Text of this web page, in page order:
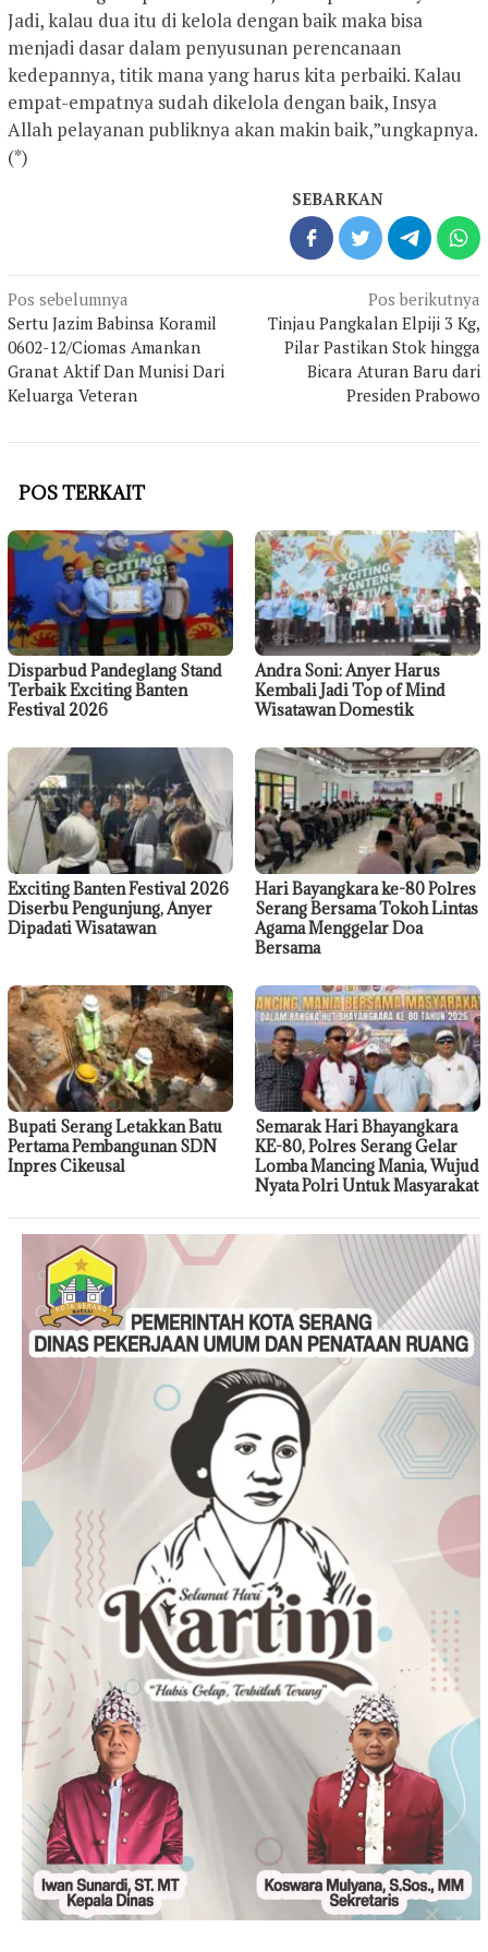
Jadi, kalau dua itu di kelola dengan baik maka bisa
menjadi dasar dalam penyusunan perencanaan
kedepannya, titik mana yang harus kita perbaiki. Kalau
empat-empatnya sudah dikelola dengan baik, Insya
Allah pelayanan publiknya akan makin baik,”ungkapnya.
(*)
SEBARKAN
Navigasi
pos
Pos sebelumnya
Sertu Jazim Babinsa Koramil
0602-12/Ciomas Amankan
Granat Aktif Dan Munisi Dari
Keluarga Veteran
Pos berikutnya
Tinjau Pangkalan Elpiji 3 Kg,
Pilar Pastikan Stok hingga
Bicara Aturan Baru dari
Presiden Prabowo
POS TERKAIT
Disparbud Pandeglang Stand
Terbaik Exciting Banten
Festival 2026
Andra Soni: Anyer Harus
Kembali Jadi Top of Mind
Wisatawan Domestik
Exciting Banten Festival 2026
Diserbu Pengunjung, Anyer
Dipadati Wisatawan
Hari Bayangkara ke-80 Polres
Serang Bersama Tokoh Lintas
Agama Menggelar Doa
Bersama
Bupati Serang Letakkan Batu
Pertama Pembangunan SDN
Inpres Cikeusal
Semarak Hari Bhayangkara
KE-80, Polres Serang Gelar
Lomba Mancing Mania, Wujud
Nyata Polri Untuk Masyarakat